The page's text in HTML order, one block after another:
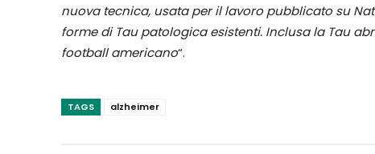
nuova tecnica, usata per il lavoro pubblicato su
forme di Tau patologica esistenti. Inclusa la Tau
football americano“.
TAGS alzheimer